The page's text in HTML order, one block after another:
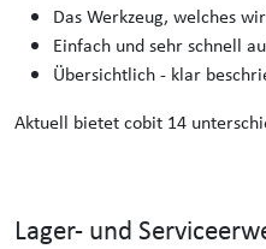
Das Werkzeug, welches
Einfach und sehr schnell
Übersichtlich - klar
Aktuell bietet cobit 14
Lager- und